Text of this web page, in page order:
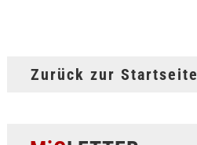
Zurück zur Startseite